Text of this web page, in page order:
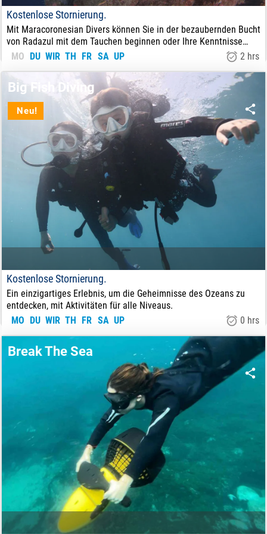
Kostenlose Stornierung.
Mit Maracoronesian Divers können Sie in der bezaubernden Bucht
von Radazul mit dem Tauchen beginnen oder Ihre Kenntnisse
erweitern.
MO DU WIR TH FR SA UP 2 hrs
VON:33 €
Neu!
Big Fish Diving
Kostenlose Stornierung.
Ein einzigartiges Erlebnis, um die Geheimnisse des Ozeans zu
entdecken, mit Aktivitäten für alle Niveaus.
MO DU WIR TH FR SA UP 0 hrs
Break The Sea